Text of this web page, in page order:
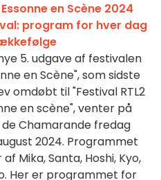
Essonne en Scène 2024
program for hver dag
5. udgave af festivalen
en Scène", som sidste
omdøbt til "Festival RTL2
en scène", venter på
Chamarande fredag
2024. Programmet
Santa, Hoshi, Kyo,
Her er programmet for